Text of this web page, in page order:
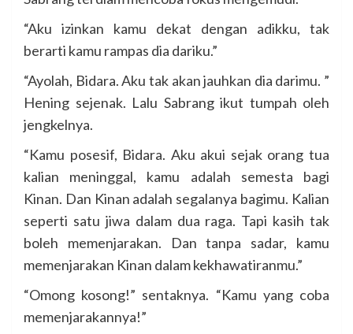
“Aku izinkan kamu dekat dengan adikku, tak
berarti kamu rampas dia dariku.”
“Ayolah, Bidara. Aku tak akan jauhkan dia darimu. ”
Hening sejenak. Lalu Sabrang ikut tumpah oleh
jengkelnya.
“Kamu posesif, Bidara. Aku akui sejak orang tua
kalian meninggal, kamu adalah semesta bagi
Kinan. Dan Kinan adalah segalanya bagimu. Kalian
seperti satu jiwa dalam dua raga. Tapi kasih tak
boleh memenjarakan. Dan tanpa sadar, kamu
memenjarakan Kinan dalam kekhawatiranmu.”
“Omong kosong!” sentaknya. “Kamu yang coba
memenjarakannya!”